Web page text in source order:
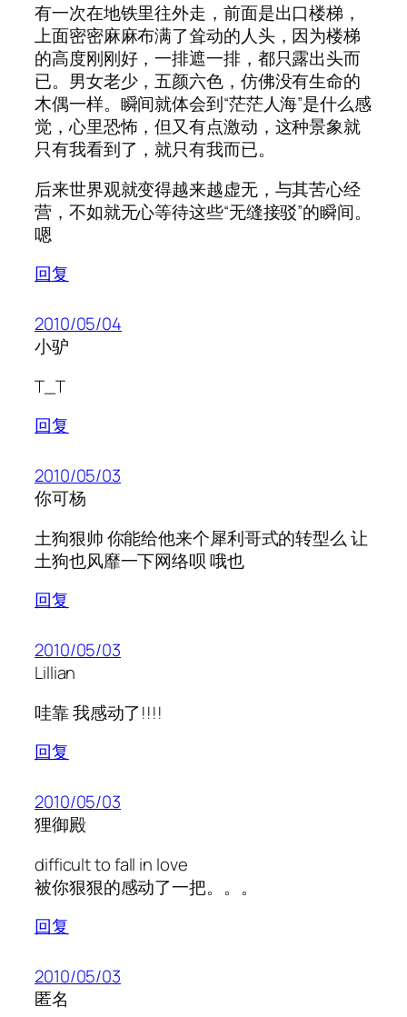
有一次在地铁里往外走，前面是出口楼梯，
上面密密麻麻布满了耸动的人头，因为楼梯
的高度刚刚好，一排遮一排，都只露出头而
已。男女老少，五颜六色，仿佛没有生命的
木偶一样。瞬间就体会到“茫茫人海”是什么感
觉，心里恐怖，但又有点激动，这种景象就
只有我看到了，就只有我而已。
后来世界观就变得越来越虚无，与其苦心经
营，不如就无心等待这些“无缝接驳”的瞬间。
嗯
回复
2010/05/04
小驴
T_T
回复
2010/05/03
你可杨
土狗狠帅 你能给他来个犀利哥式的转型么 让
土狗也风靡一下网络呗 哦也
回复
2010/05/03
Lillian
哇靠 我感动了!!!!
回复
2010/05/03
狸御殿
difficult to fall in love
被你狠狠的感动了一把。。。
回复
2010/05/03
匿名